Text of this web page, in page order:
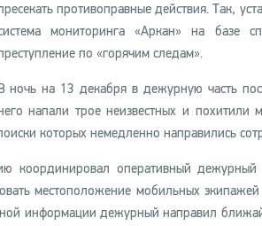
противоправные действия. Так,
мониторинга «Аркан» на базе
по «горячим следам».
ночь на 13 декабря в дежурную часть
напали трое неизвестных и похитили
которых немедленно направились
координировал оперативный
местоположение мобильных
информации дежурный направил